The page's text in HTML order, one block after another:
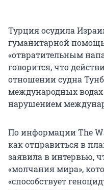
Турция осудила
гуманитарной
«отвратительным
говорится, что
отношении судна
международных
нарушением
По информации The
как отправиться в
заявила в интервью,
«молчания мира»,
«способствует